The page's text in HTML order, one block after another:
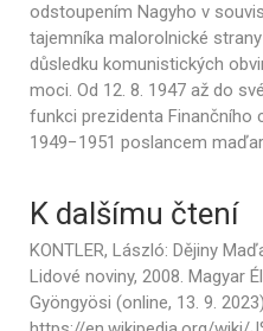
odstoupením Nagyho v
tajemníka malorolnické
důsledku komunistických
moci. Od 12. 8. 1947 až do
funkci prezidenta Finančního
1949−1951 poslancem
K dalšímu čtení
KONTLER, László: Dějiny
Lidové noviny, 2008. Magyar
Gyöngyösi (online, 13. 9.